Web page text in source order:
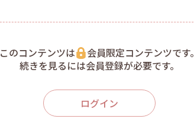
このコンテンツは
会員限定コンテンツです。
続きを見るには会員登録が必要です。
ログイン